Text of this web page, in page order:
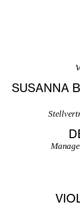
SUSANNA